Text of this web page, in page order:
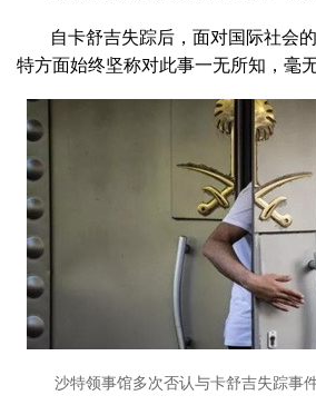
自卡舒吉失踪后，面对国际社会
特方面始终坚称对此事一无所知，毫无
沙特领事馆多次否认与卡舒吉失踪事